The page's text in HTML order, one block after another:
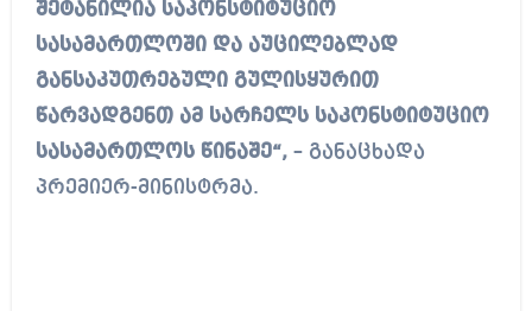
შეტანილია საკონსტიტუციო
სასამართლოში და აუცილებლად
განსაკუთრებული გულისყურით
წარვადგენთ ამ სარჩელს საკონსტიტუციო
სასამართლოს წინაშე“,– განაცხადა
პრემიერ-მინისტრმა.